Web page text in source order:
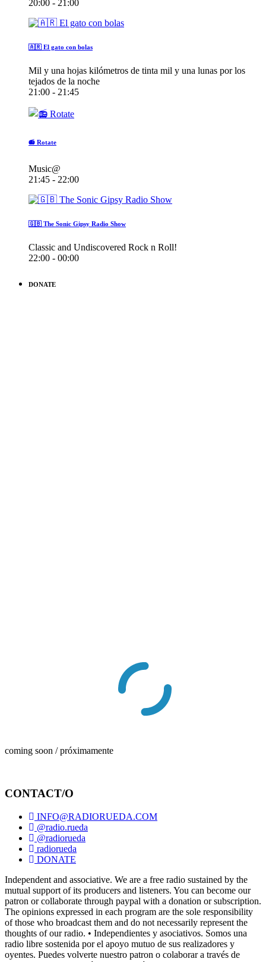
20:00 - 21:00
🇦🇷 El gato con bolas
Mil y una hojas kilómetros de tinta mil y una lunas por los
tejados de la noche
21:00 - 21:45
📻 Rotate
Music@
21:45 - 22:00
🇬🇧 The Sonic Gipsy Radio Show
Classic and Undiscovered Rock n Roll!
22:00 - 00:00
DONATE
coming soon / próximamente
CONTACT/O
INFO@RADIORUEDA.COM
@radio.rueda
@radiorueda
radiorueda
DONATE
Independent and associative. We are a free radio sustained by the
mutual support of its producers and listeners. You can become our
patron or collaborate through paypal with a donation or subscription.
The opinions expressed in each program are the sole responsibility
of those who broadcast them and do not necessarily represent the
thoughts of our radio. • Independientes y asociativos. Somos una
radio libre sostenida por el apoyo mutuo de sus realizadores y
oyentes. Puedes volverte nuestro patron o colaborar a través de